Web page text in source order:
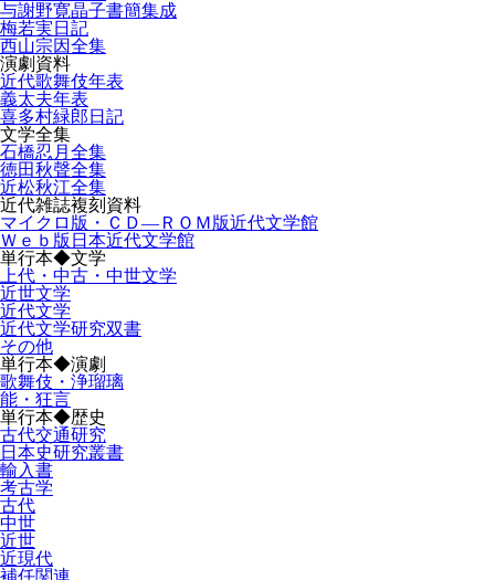
与謝野寛晶子書簡集成
梅若実日記
西山宗因全集
演劇資料
近代歌舞伎年表
義太夫年表
喜多村緑郎日記
文学全集
石橋忍月全集
徳田秋聲全集
近松秋江全集
近代雑誌複刻資料
マイクロ版・ＣＤ―ＲＯＭ版近代文学館
Ｗｅｂ版日本近代文学館
単行本◆文学
上代・中古・中世文学
近世文学
近代文学
近代文学研究双書
その他
単行本◆演劇
歌舞伎・浄瑠璃
能・狂言
単行本◆歴史
古代交通研究
日本史研究叢書
輸入書
考古学
古代
中世
近世
近現代
補任関連